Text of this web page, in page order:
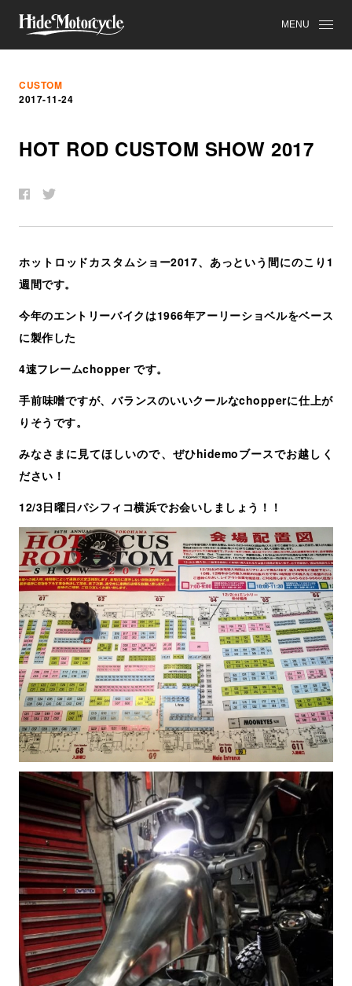
MENU
CUSTOM
2017-11-24
HOT ROD CUSTOM SHOW 2017
ホットロッドカスタムショー2017、あっという間にのこり1
週間です。
今年のエントリーバイクは1966年アーリーショベルをベース
に製作した
4速フレームchopper です。
手前味噌ですが、バランスのいいクールなchopperに仕上が
りそうです。
みなさまに見てほしいので、ぜひhidemoブースでお越しく
ださい！
12/3日曜日パシフィコ横浜でお会いしましょう！！